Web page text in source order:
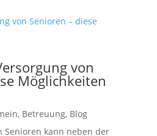
von
Möglichkeiten
, Betreuung, Blog
Senioren kann neben der